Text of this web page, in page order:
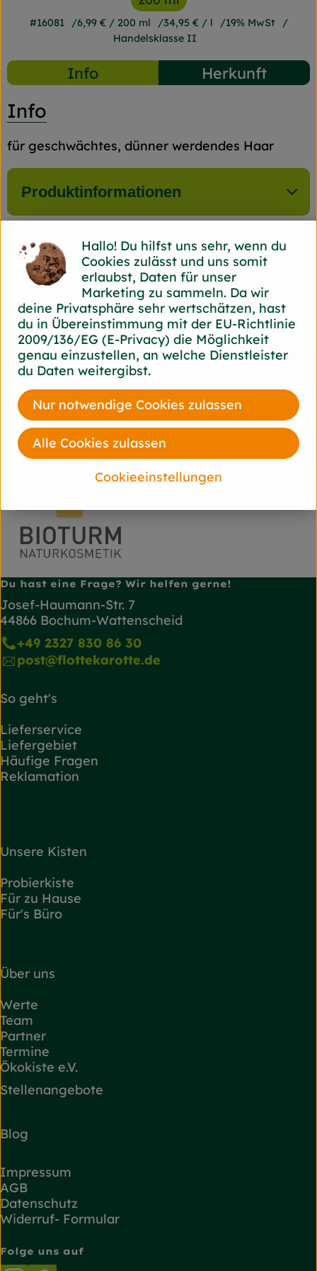
#16081 6,99 € / 200 ml 34,95 € / l
19% MwSt
Handelsklasse II
Info Herkunft
Info
für geschwächtes, dünner werdendes Haar
Produktinformationen
Produktdatenblatt
Herkunft
Hersteller: BIOTURM
Deutschland
BIOTURM
Du hast eine Frage? Wir helfen gerne!
Josef-Haumann-Str. 7
44866 Bochum-Wattenscheid
+49 2327 830 86 30
post@flottekarotte.de
So geht's
Lieferservice
Liefergebiet
Häufige Fragen
Reklamation
Unsere Kisten
Probierkiste
Für zu Hause
Für's Büro
Über uns
Werte
Team
Partner
Termine
Ökokiste e.V.
Stellenangebote
Blog
Impressum
AGB
Datenschutz
Widerruf- Formular
Folge uns auf
Hallo! Du hilfst uns sehr, wenn du
Cookies zulässt und uns somit
erlaubst, Daten für unser
Marketing zu sammeln. Da wir
deine Privatsphäre sehr wertschätzen, hast
du in Übereinstimmung mit der EU-Richtlinie
2009/136/EG (E-Privacy) die Möglichkeit
genau einzustellen, an welche Dienstleister
du Daten weitergibst.
Cookieeinstellungen
Nur notwendige Cookies zulassen
Alle Cookies zulassen